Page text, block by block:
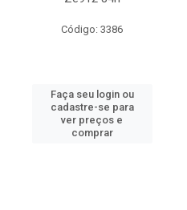
Código: 3386
Faça seu login ou
cadastre-se para
ver preços e
comprar